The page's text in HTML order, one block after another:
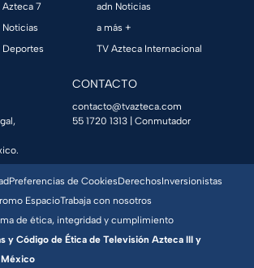
Azteca 7
Noticias
Deportes
adn Noticias
a más +
TV Azteca Internacional
CONTACTO
contacto@tvazteca.com
55 1720 1313 | Conmutador
Preferencias de CookiesDerechosInversionistas
EspacioTrabaja con nosotros
de ética, integridad y cumplimiento
y Código de Ética de Televisión Azteca III y
México